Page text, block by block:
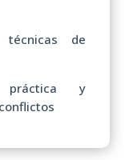
de
práctica y